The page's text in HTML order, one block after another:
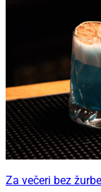
Za večeri bez žurbe